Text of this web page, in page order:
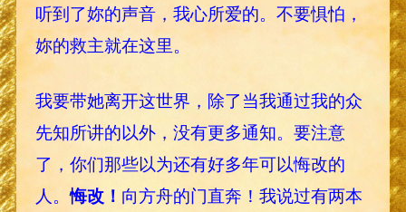
听到了妳的声音，我心所爱的。不要惧怕，
妳的救主就在这里。
我要带她离开这世界，除了当我通过我的众
先知所讲的以外，没有更多通知。要注意
了，你们那些以为还有好多年可以悔改的
人。悔改！ 向方舟的门直奔！我说过有两本